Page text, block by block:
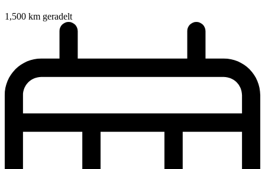
1,500 km geradelt